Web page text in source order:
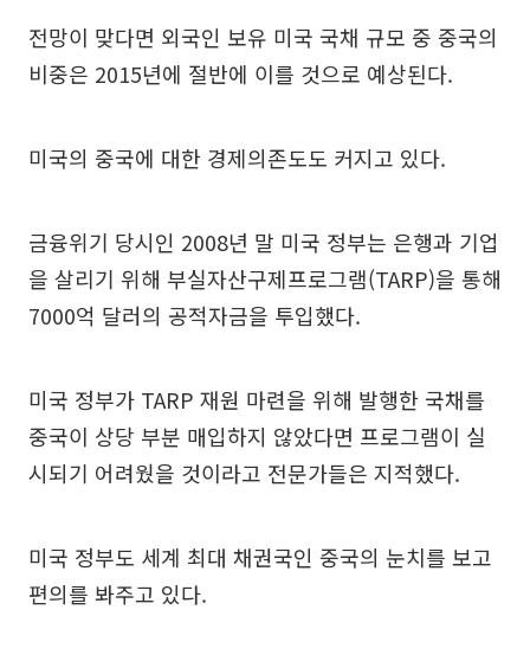
전망이 맞다면 외국인 보유 미국 국채 규모 중 중국의
비중은 2015년에 절반에 이를 것으로 예상된다.
미국의 중국에 대한 경제의존도도 커지고 있다.
금융위기 당시인 2008년 말 미국 정부는 은행과 기업
을 살리기 위해 부실자산구제프로그램(TARP)을 통해
7000억 달러의 공적자금을 투입했다.
미국 정부가 TARP 재원 마련을 위해 발행한 국채를
중국이 상당 부분 매입하지 않았다면 프로그램이 실
시되기 어려웠을 것이라고 전문가들은 지적했다.
미국 정부도 세계 최대 채권국인 중국의 눈치를 보고
편의를 봐주고 있다.